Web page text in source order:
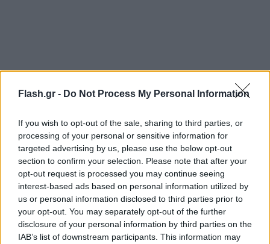
Flash.gr - Do Not Process My Personal Information
If you wish to opt-out of the sale, sharing to third parties, or
processing of your personal or sensitive information for
targeted advertising by us, please use the below opt-out
section to confirm your selection. Please note that after your
opt-out request is processed you may continue seeing
interest-based ads based on personal information utilized by
us or personal information disclosed to third parties prior to
your opt-out. You may separately opt-out of the further
disclosure of your personal information by third parties on the
IAB’s list of downstream participants. This information may